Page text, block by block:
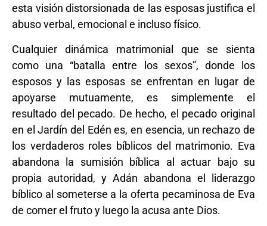
esta visión distorsionada de las esposas justifica el
abuso verbal, emocional e incluso físico.
Cualquier dinámica matrimonial que se sienta
como una “batalla entre los sexos”, donde los
esposos y las esposas se enfrentan en lugar de
apoyarse mutuamente, es simplemente el
resultado del pecado. De hecho, el pecado original
en el Jardín del Edén es, en esencia, un rechazo de
los verdaderos roles bíblicos del matrimonio. Eva
abandona la sumisión bíblica al actuar bajo su
propia autoridad, y Adán abandona el liderazgo
bíblico al someterse a la oferta pecaminosa de Eva
de comer el fruto y luego la acusa ante Dios.